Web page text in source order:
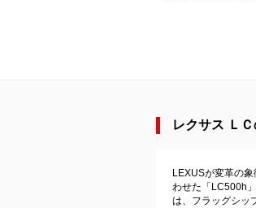
レクサス Ｌ
LEXUSが変革の
わせた「LC500h
は、フラッグシッ